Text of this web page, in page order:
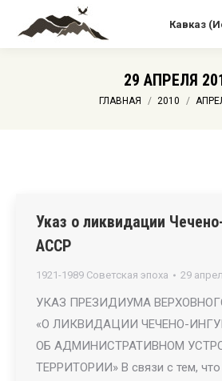
Кавказ
29 АПРЕЛЯ
Вы здесь:
ГЛАВНАЯ 2010
Указ о ликвидации
АССР
1921-1989 Советская эпоха 29
УКАЗ ПРЕЗИДИУМА
«О ЛИКВИДАЦИИ ЧЕЧЕНО-
ОБ АДМИНИСТРАТИВНОМ
ТЕРРИТОРИИ» В связи с тем, что